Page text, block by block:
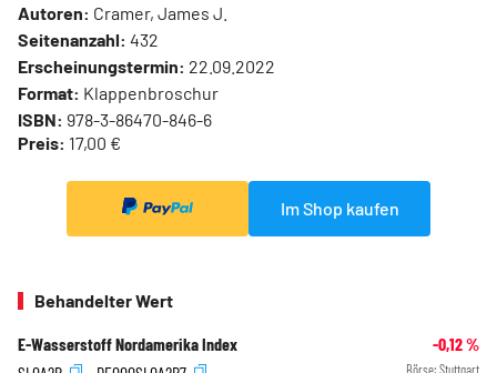
Autoren: Cramer, James J.
Seitenanzahl: 432
Erscheinungstermin: 22.09.2022
Format: Klappenbroschur
ISBN: 978-3-86470-846-6
Preis: 17,00 €
Im Shop kaufen
Behandelter Wert
E-Wasserstoff Nordamerika Index -0,12%
Börse: Stuttgart